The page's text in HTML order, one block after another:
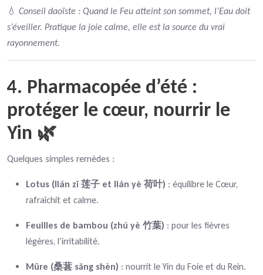
💧 Conseil daoïste : Quand le Feu atteint son sommet, l’Eau doit
s’éveiller. Pratique la joie calme, elle est la source du vrai
rayonnement.
4. Pharmacopée d’été :
protéger le cœur, nourrir le
Yin 🌿
Quelques simples remèdes :
Lotus (lián zǐ 莲子 et lián yè 荷叶) : équilibre le Cœur,
rafraîchit et calme.
Feuilles de bambou (zhú yè 竹葉) : pour les fièvres
légères, l’irritabilité.
Mûre (桑葚 sāng shèn) : nourrit le Yin du Foie et du Rein.